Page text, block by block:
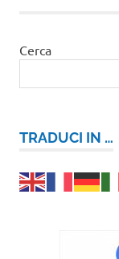
Cerca
TRADUCI IN …